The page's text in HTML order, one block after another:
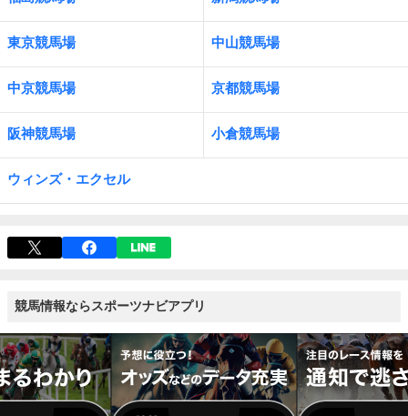
東京競馬場 中山競馬場
中京競馬場 京都競馬場
阪神競馬場 小倉競馬場
ウィンズ・エクセル
競馬情報ならスポーツナビアプリ